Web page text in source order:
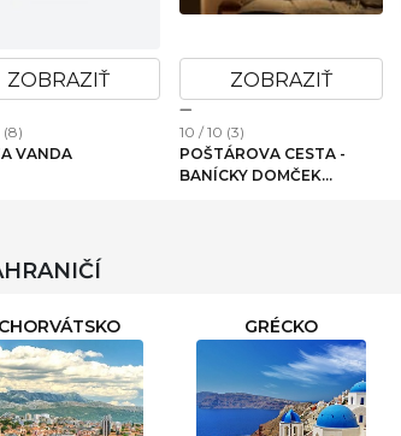
ZOBRAZIŤ
(8)
VANDA
ZOBRAZIŤ
10 / 10 (3)
POŠTÁROVA CESTA -
BANÍCKY DOMČEK
CHORVÁTSKO GRÉCKO